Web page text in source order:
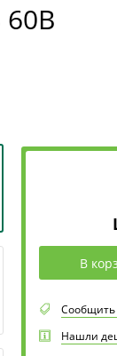
Магазины
60В
В
Нашли